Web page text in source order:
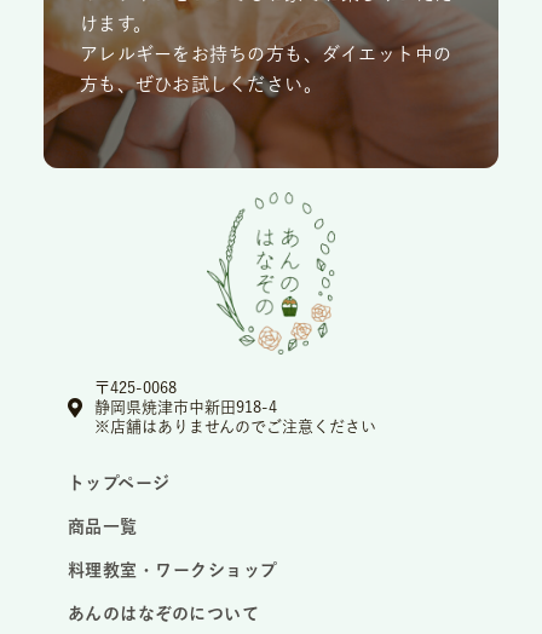
けます。
アレルギーをお持ちの方も、ダイエット中の
方も、ぜひお試しください。
〒425-0068
静岡県焼津市中新田918-4
※店舗はありませんのでご注意ください
トップページ
商品一覧
料理教室・ワークショップ
あんのはなぞのについて